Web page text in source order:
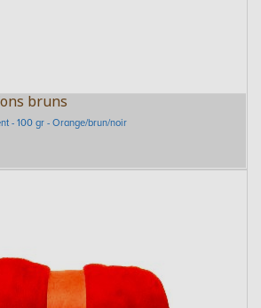
bruns
- 100 gr - Orange/brun/noir